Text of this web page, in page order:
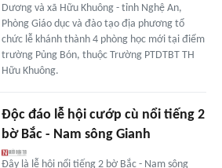
Dương và xã Hữu Khuông - tỉnh Nghệ An,
Phòng Giáo dục và đào tạo địa phương tổ
chức lễ khánh thành 4 phòng học mới tại điểm
trường Pủng Bón, thuộc Trường PTDTBT TH
Hữu Khuông.
Độc đáo lễ hội cướp cù nổi tiếng 2
bờ Bắc - Nam sông Gianh
Đây là lễ hội nổi tiếng 2 bờ Bắc - Nam sông